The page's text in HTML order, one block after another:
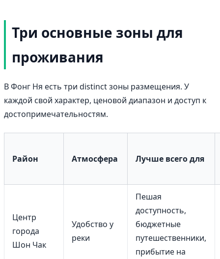
Три основные зоны для
проживания
В Фонг Ня есть три distinct зоны размещения. У
каждой свой характер, ценовой диапазон и доступ к
достопримечательностям.
Район Атмосфера Лучше всего для
Центр
города
Шон Чак
Удобство у
реки
Пешая
доступность,
бюджетные
путешественники,
прибытие на